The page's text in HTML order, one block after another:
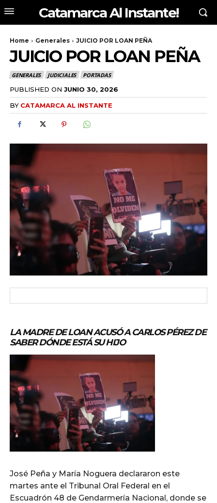
Catamarca Al Instante!
Home Generales JUICIO POR LOAN PEÑA
JUICIO POR LOAN PEÑA
GENERALES JUDICIALES PORTADAS
PUBLISHED ON JUNIO 30, 2026
BY CATAMARCA AL INSTANTE
LA MADRE DE LOAN ACUSÓ A CARLOS PÉREZ DE
SABER DÓNDE ESTÁ SU HIJO
José Peña y María Noguera declararon este
martes ante el Tribunal Oral Federal en el
Escuadrón 48 de Gendarmería Nacional, donde se